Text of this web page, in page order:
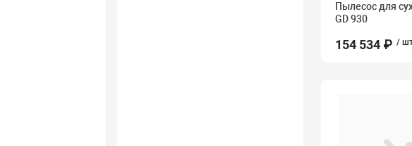
Пылесос для
GD 930
154 534 ₽ /